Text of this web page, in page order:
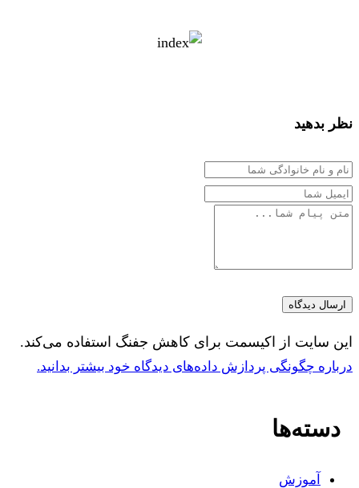
نظر بدهید
این سایت از اکیسمت برای کاهش جفنگ استفاده می‌کند.
درباره چگونگی پردازش داده‌های دیدگاه خود بیشتر بدانید.
دسته‌ها
آموزش